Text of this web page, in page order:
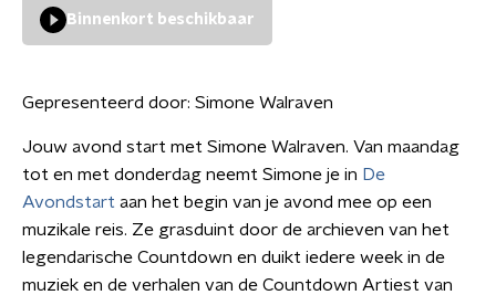
Binnenkort beschikbaar
Gepresenteerd door: Simone Walraven
Jouw avond start met Simone Walraven. Van maandag
tot en met donderdag neemt Simone je in De
Avondstart aan het begin van je avond mee op een
muzikale reis. Ze grasduint door de archieven van het
legendarische Countdown en duikt iedere week in de
muziek en de verhalen van de Countdown Artiest van